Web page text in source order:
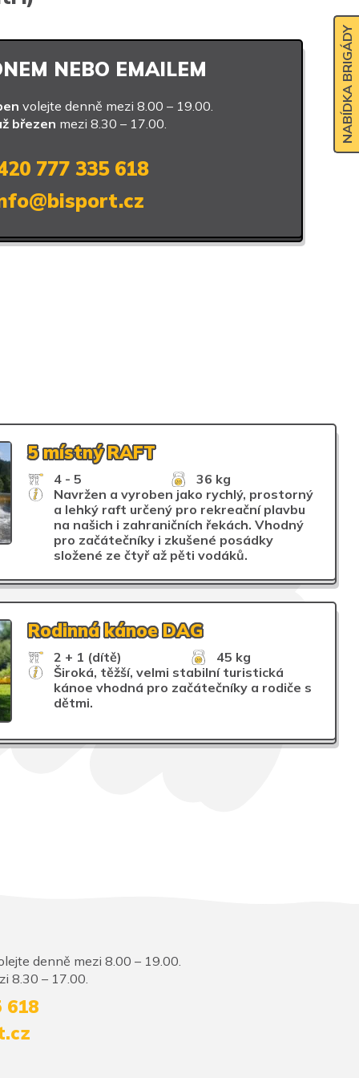
NEBO EMAILEM
volejte denně mezi 8.00 – 19.00.
březen mezi 8.30 – 17.00.
777 335 618
5 místný RAFT
4 - 5
36 kg
Navržen a vyroben jako rychlý, prostorný
a lehký raft určený pro rekreační plavbu
na našich i zahraničních řekách. Vhodný
pro začátečníky i zkušené posádky
složené ze čtyř až pěti vodáků.
Rodinná kánoe DAG
2 + 1 (dítě)
45 kg
Široká, těžší, velmi stabilní turistická
kánoe vhodná pro začátečníky a rodiče s
dětmi.
denně mezi 8.00 – 19.00.
8.30 – 17.00.
618
NABÍDKA BRIGÁDY